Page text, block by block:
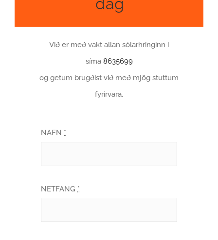
Við er með vakt allan sólarhringinn í
síma 8635699
og getum brugðist við með mjög stuttum
fyrirvara.
NAFN *
NETFANG *